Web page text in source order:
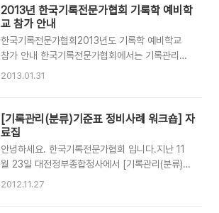
영역이나 민간영역에 걸친 그간의 성과는 실로 괄
목할만하지만, 그러나 우리는 여전히 전문적 역할
을 발휘하기 힘든 무관심과 제약 속에 있습니다.
서로 간에도 치열한 토론과 진정어린 교류가 영글
고, 기록의 관리와 보존의 업무도 마찬가지이지만,
“혼자”일 수 없습니다. 소통과 교류, 협력과 연대
를 함께 실천해갈 넓은 광장을 열어야 합니다.
2013년 새봄을 맞아 한국기록전문가협회는 제1..
2013년 한국기록전문가협회 기록학 예비학
교 참가 안내
한국기록전문가협회2013년도 기록학 예비학교
참가 안내 한국기록전문가협회에서는 기록관리학
대학원 및 교육원 입학 예정자 등 학기에 들어서는
세를 함께 공유 · 고민하고 현재 분야별로 기록관
리가 어떻게 이루어지고 있는지 소개하여 예비 기
록인의 학업 방법과 진로 방향에 조금이나마 도움
이 되고자 하오니 전국에 있는 예비 기록인 대상자
2. 16. (토) 14:00~17:30□ 장 소 :명지대학교
2013.01.31
[기록관리(분류)기준표 정비사례 워크숍] 자
료집
안녕하세요. 한국기록전문가협회 입니다.지난 11
월 23일 대전정부종합청사에서 [기록관리(분류)기
준표 정비사례 워크숍]이 있었습니다. 이 자리에
2012.11.27